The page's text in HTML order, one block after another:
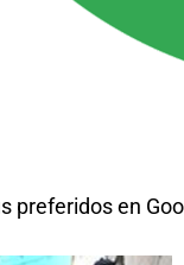
preferidos en